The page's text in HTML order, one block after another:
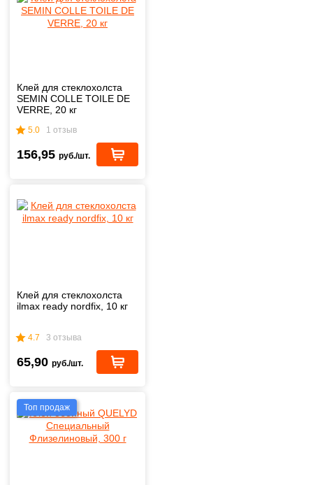
Клей для стеклохолста
SEMIN COLLE TOILE DE
VERRE, 20 кг
5.0 1 отзыв
156,95 руб./шт.
Клей для стеклохолста
ilmax ready nordfix, 10 кг
4.7 3 отзыва
65,90 руб./шт.
Топ продаж